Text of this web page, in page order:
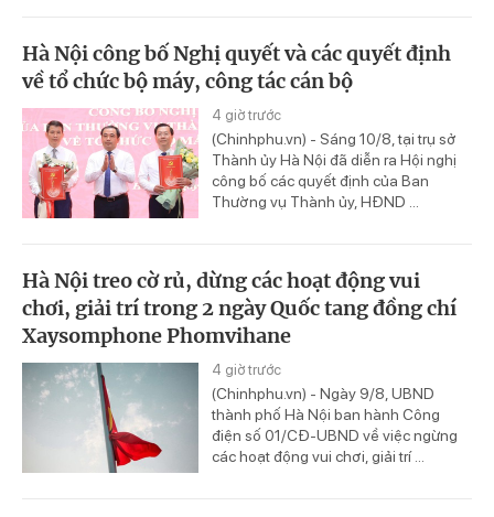
Hà Nội công bố Nghị quyết và các quyết định
về tổ chức bộ máy, công tác cán bộ
4 giờ trước
(Chinhphu.vn) - Sáng 10/8, tại trụ sở
Thành ủy Hà Nội đã diễn ra Hội nghị
công bố các quyết định của Ban
Thường vụ Thành ủy, HĐND ...
Hà Nội treo cờ rủ, dừng các hoạt động vui
chơi, giải trí trong 2 ngày Quốc tang đồng chí
Xaysomphone Phomvihane
4 giờ trước
(Chinhphu.vn) - Ngày 9/8, UBND
thành phố Hà Nội ban hành Công
điện số 01/CĐ-UBND về việc ngừng
các hoạt động vui chơi, giải trí ...